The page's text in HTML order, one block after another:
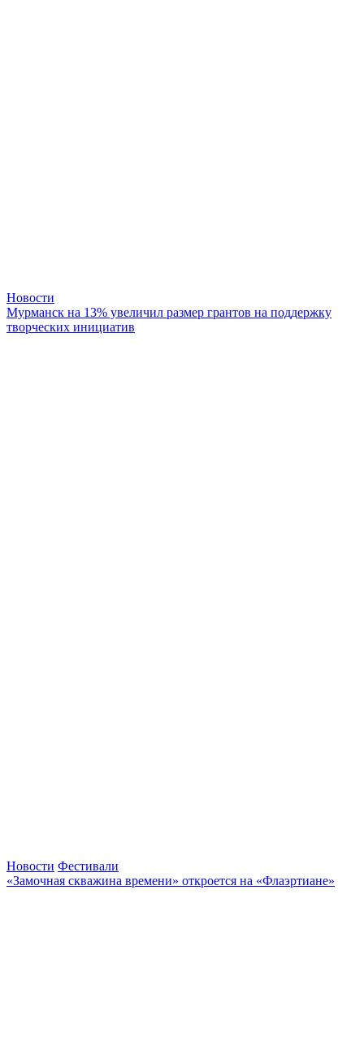
Новости
Мурманск на 13% увеличил размер грантов на поддержку
творческих инициатив
Новости Фестивали
«Замочная скважина времени» откроется на «Флаэртиане»